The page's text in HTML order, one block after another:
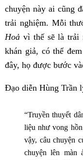
chuyện này ai cũng
trải nghiệm. Mỗi
Hoả vì thế sẽ là trải
khán giả, có thể
đây, họ được bước
Đạo diễn Hùng Trần
“Truyền thuyết
liệu như vong
vậy, câu chuyện
chuyện lên màn